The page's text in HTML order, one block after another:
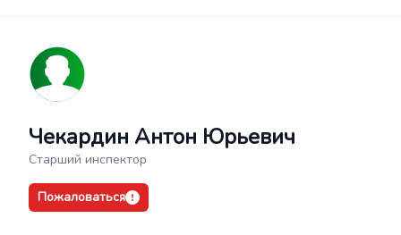
Чекардин Антон Юрьевич
Старший инспектор
Пожаловаться